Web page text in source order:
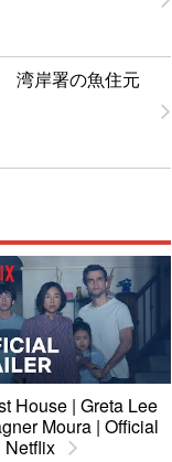
湾岸署の魚住元
House | Greta Lee
Moura | Official
Netflix